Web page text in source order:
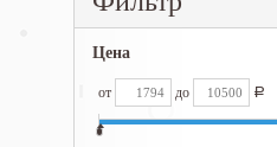
Цена
от до Р